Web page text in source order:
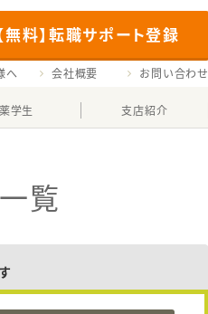
無料】転職サポート登録
へ 会社概要 お問い合わせ
薬学生 支店紹介
覧